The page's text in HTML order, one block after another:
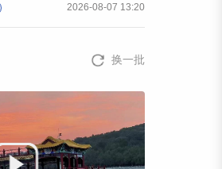
2026-08-07 13:20
换一批